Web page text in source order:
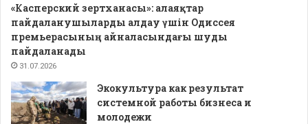
«Касперский зертханасы»: алаяқтар
пайдаланушыларды алдау үшін Одиссея
премьерасының айналасындағы шуды
пайдаланады
31.07.2026
Экокультура как результат
системной работы бизнеса и
молодежи